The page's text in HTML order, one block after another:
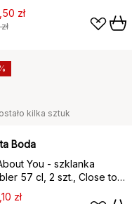
zł
kilka sztuk
Boda
You - szklanka
57 cl, 2 szt., Close to
zł